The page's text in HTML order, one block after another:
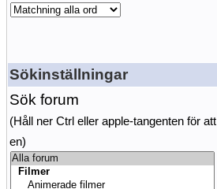
Sökinställningar
Sök forum
(Håll ner Ctrl eller apple-tangenten för
en)